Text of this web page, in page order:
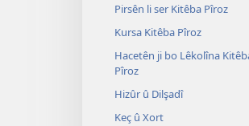
Pirsên li ser Kitêba Pîroz
Kursa Kitêba Pîroz
Hacetên ji bo Lêkolîna
Pîroz
Hizûr û Dilşadî
Keç û Xort